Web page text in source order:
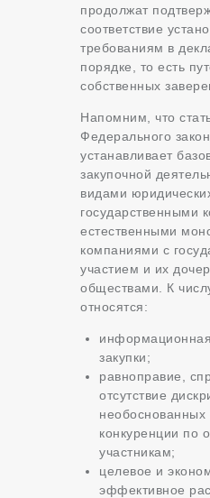
продолжат
соответствие
требованиям в
порядке, то есть
собственных
Напомним, что
Федерального
устанавливает
закупочной
видами
государственными
естественными
компаниями с
участием и их
обществами. К
относятся:
информационная
закупки;
равноправие,
отсутствие
необоснованных
конкуренции по
участникам;
целевое и
эффективное